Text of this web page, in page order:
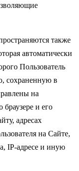
также
автоматически
Пользователь
сохраненную в
на
и его
адресах
на Сайте,
IP-адресе и иную